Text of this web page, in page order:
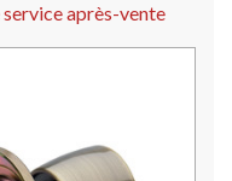
après-vente